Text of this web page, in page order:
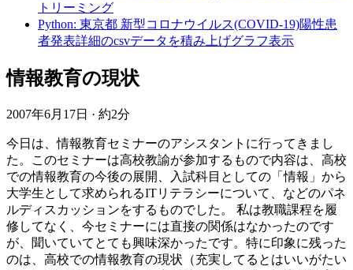
トリーミング
Python: 東京都 新型コロナウイルス(COVID-19)陽性患
者発表詳細のcsvデータを積み上げグラフ表示
情報教育の現状
2007年6月17日 · 約2分
今日は、情報教育セミナーのアシスタントに行ってきまし
た。このセミナーは高校教諭が参加するもので内容は、高校
での情報教育の今後の展開、入試科目としての「情報」から
大学生として求められるITリテラシーについて、などのパネ
ルディスカッションをするものでした。 私は教職課程を履
修してなく、今セミナーには直接の関係はなかったのです
が、聞いていてとても興味深かったです。特に印象に残った
のは、高校での情報教育の現状（充実してるとはいいがたい